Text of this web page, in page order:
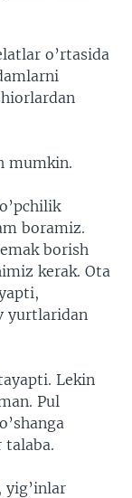
o’rtasida
mumkin.
boramiz.
borish
kerak. Ota
yurtlaridan
Lekin
Pul
yig’inlar